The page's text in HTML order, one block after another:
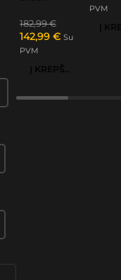
182,99€
142,99 € Su
PVM
Į KREPŠELĮ
PVM